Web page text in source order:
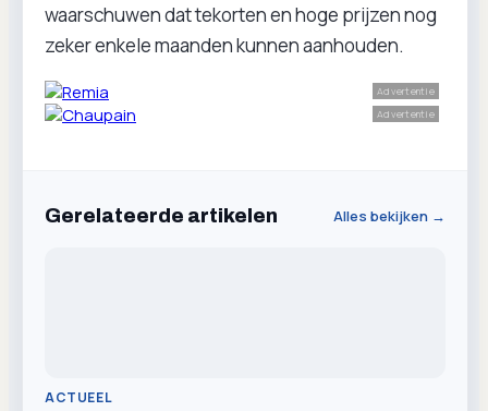
waarschuwen dat tekorten en hoge prijzen nog
zeker enkele maanden kunnen aanhouden.
Advertentie
Advertentie
Gerelateerde artikelen Alles bekijken →
ACTUEEL